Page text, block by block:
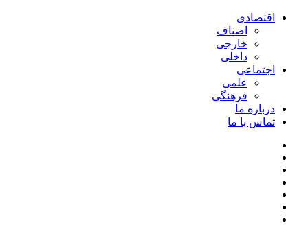
اقتصادی
اصناف
خارجی
داخلی
اجتماعی
علمی
فرهنگی
درباره ما
تماس با ما